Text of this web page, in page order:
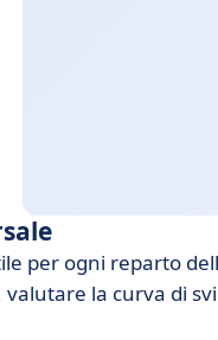
per ogni reparto
la curva di